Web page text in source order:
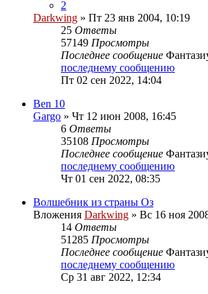
2
Darkwing » Пт 23 янв 2004, 10:19
25 Ответы
57149 Просмотры
Последнее сообщение
последнему сообщению
Пт 02 сен 2022, 14:04
Ben 10
Gargo » Чт 12 июн 2008, 16:45
6 Ответы
35108 Просмотры
Последнее сообщение
последнему сообщению
Чт 01 сен 2022, 08:35
Волшебник из страны Оз
Вложения Darkwing » Вс 16 ноя
14 Ответы
51285 Просмотры
Последнее сообщение
последнему сообщению
Ср 31 авг 2022, 12:34